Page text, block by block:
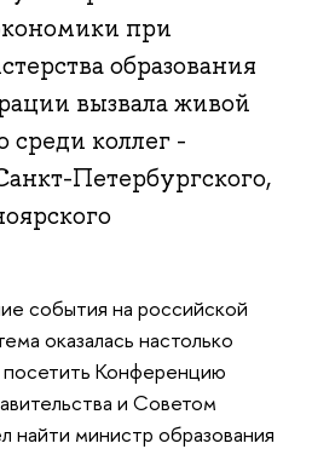
при
образования
вызвала живой
среди коллег -
Петербургского,
события на российской
оказалась настолько
посетить Конференцию
и Советом
найти министр образования